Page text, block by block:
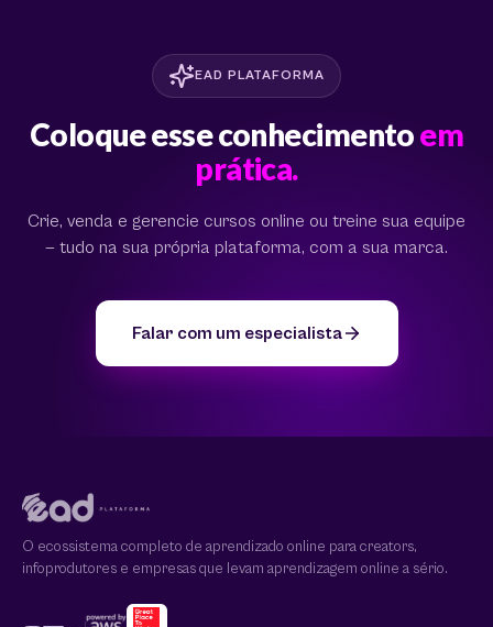
EAD PLATAFORMA
Coloque esse conhecimentoem
prática.
Crie, venda e gerencie cursos online ou treine sua equipe
— tudo na sua própria plataforma, com a sua marca.
Falar com um especialista
O ecossistema completo de aprendizado online para creators,
infoprodutores e empresas que levam aprendizagem online a sério.